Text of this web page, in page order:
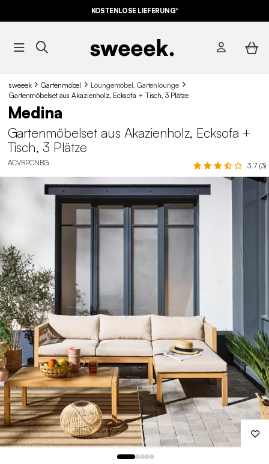
KOSTENLOSE LIEFERUNG*
sweeek Gartenmöbel
Loungemöbel, Gartenlounge
Gartenmöbelset aus Akazienholz, Ecksofa + Tisch, 3 Plätze
Medina
Gartenmöbelset aus Akazienholz, Ecksofa +
Tisch, 3 Plätze
ACVRPCNBG 3.7 (3)